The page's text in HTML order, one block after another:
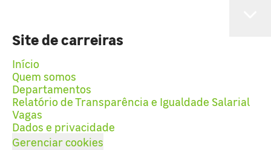
Site de carreiras
Início
Quem somos
Departamentos
Relatório de Transparência e Igualdade Salarial
Vagas
Dados e privacidade
Gerenciar cookies